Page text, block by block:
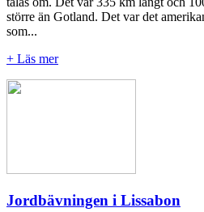
större än Gotland. Det var det
som...
+ Läs mer
Jordbävningen i Lissabon